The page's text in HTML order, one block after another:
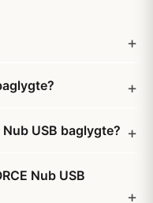
USB baglygte?
Nub USB